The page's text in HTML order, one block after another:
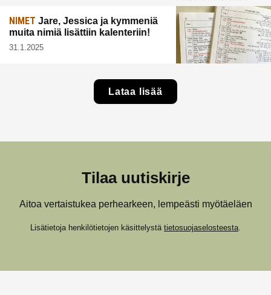
NIMET Jare, Jessica ja kymmeniä
muita nimiä lisättiin kalenteriin!
31.1.2025
Lataa lisää
Tilaa uutiskirje
Aitoa vertaistukea perhearkeen, lempeästi myötäeläen
Lisätietoja henkilötietojen käsittelystä tietosuojaselosteesta